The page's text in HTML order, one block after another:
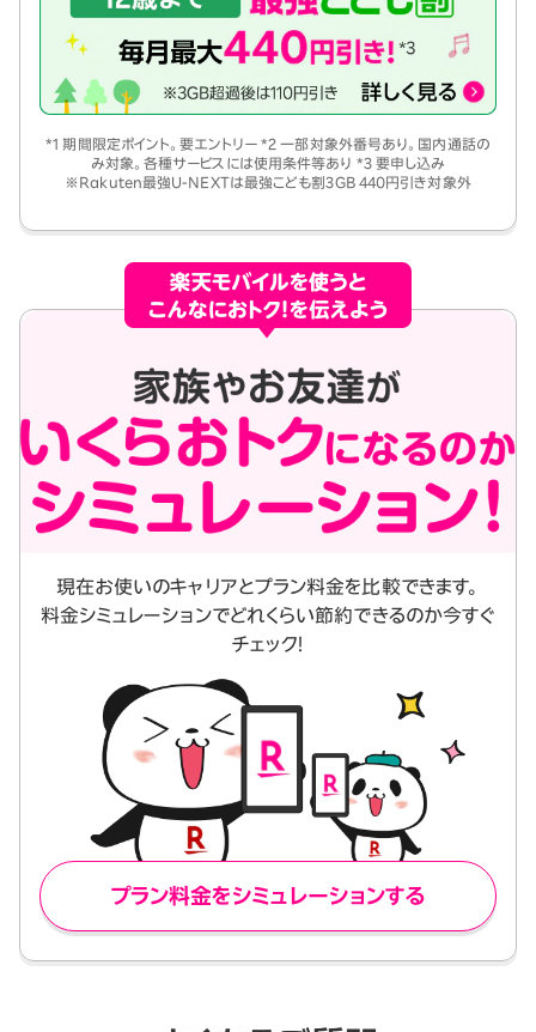
*1 期間限定ポイント。要エントリー *2 一部対象外番号あり。国内通話の
み対象。各種サービスには使用条件等あり *3 要申し込み
※Rakuten最強U-NEXTは最強こども割3GB 440円引き対象外
現在お使いのキャリアとプラン料金を比較できます。
料金シミュレーションでどれくらい節約できるのか今すぐ
チェック！
プラン料金をシミュレーションする